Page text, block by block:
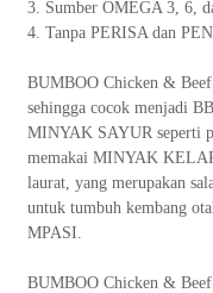
3. Sumber OMEGA 3, 6,
4. Tanpa PERISA dan
BUMBOO Chicken &
sehingga cocok menjadi
MINYAK SAYUR seperti
memakai MINYAK
laurat, yang merupakan
untuk tumbuh kembang
MPASI.
BUMBOO Chicken &